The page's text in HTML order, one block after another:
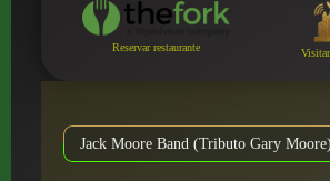
Reservar restaurante
Jack Moore Band (Tributo Gary Moore)